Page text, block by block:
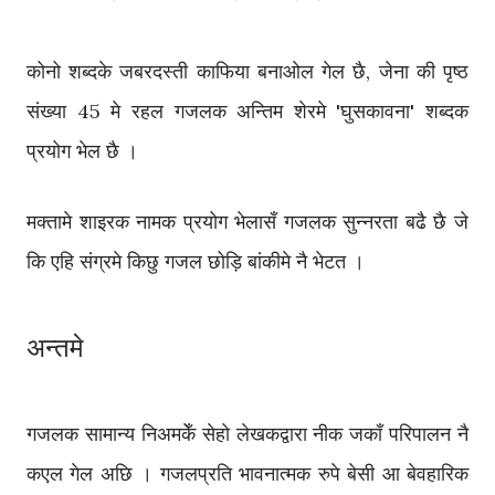
कोनो शब्दके जबरदस्ती काफिया बनाओल गेल छै, जेना की पृष्ठ
संख्या 45 मे रहल गजलक अन्तिम शेरमे 'घुसकावना' शब्दक
प्रयोग भेल छै ।
मक्तामे शाइरक नामक प्रयोग भेलासँ गजलक सुन्नरता बढै छै जे
कि एहि संग्रमे किछु गजल छोड़ि बांकीमे नै भेटत ।
अन्तमे
गजलक सामान्य निअमकेँ सेहो लेखकद्वारा नीक जकाँ परिपालन नै
कएल गेल अछि । गजलप्रति भावनात्मक रुपे बेसी आ बेवहारिक